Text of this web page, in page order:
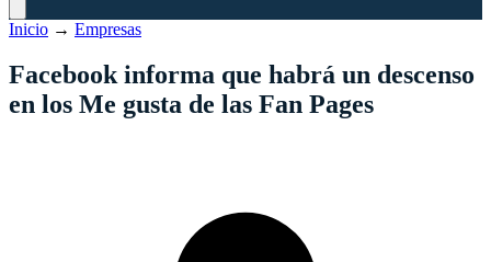
Inicio → Empresas
Facebook informa que habrá un descenso
en los Me gusta de las Fan Pages